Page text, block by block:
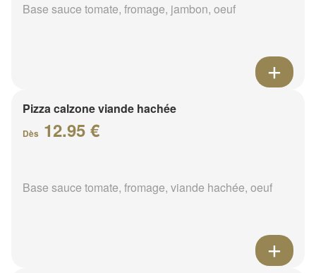
Base sauce tomate, fromage, jambon, oeuf
Pizza calzone viande hachée
Dès 12.95 €
Base sauce tomate, fromage, viande hachée, oeuf